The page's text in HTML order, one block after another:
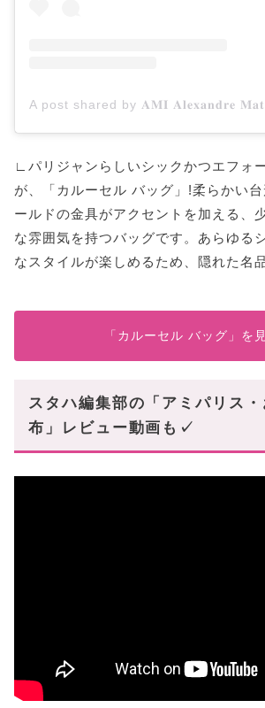
∟パリジャンらしいシックかつエフォ
が、「カルーセル バッグ」!柔らかい
ールドの金具がアクセントを加える、
な雰囲気を持つバッグです。あらゆる
なスタイルが楽しめるため、隠れた名
「カルーセル バッグ」を
スタハ編集部の「アミパリス
布」レビュー動画も✓